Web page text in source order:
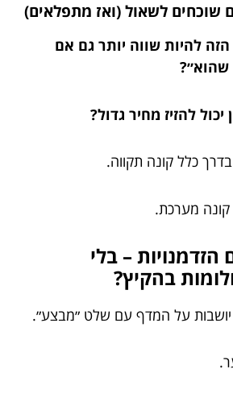
הזה להיות שווה יותר גם אם
שהוא״?
כלל קונה תקווה.
קונה מערכת.
– בלי
בהקיץ?
יושבות על המדף עם שלט ״מבצע״.